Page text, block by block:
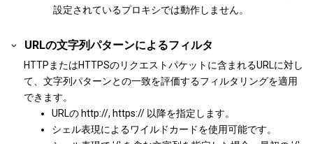
設定されているプロキシでは動作しません。
URLの文字列パターンによるフィルタ
HTTPまたはHTTPSのリクエストパケットに含まれるURLに対し
て、文字列パターンとの一致を評価するフィルタリングを適用
できます。
URLの http://, https:// 以降を指定します。
シェル表現によるワイルドカードを使用可能です。